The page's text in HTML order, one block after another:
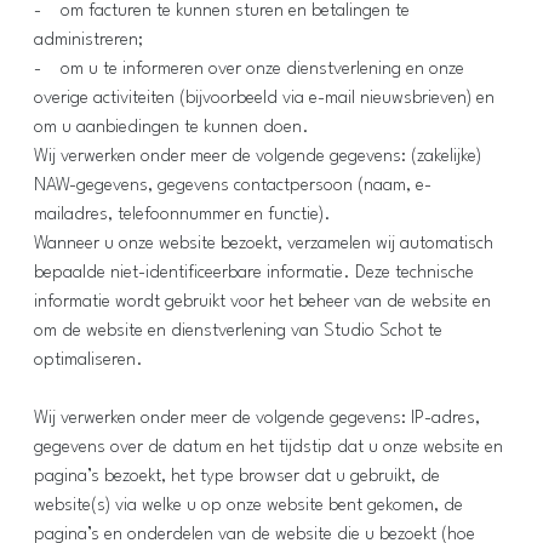
- om facturen te kunnen sturen en betalingen te
administreren;
- om u te informeren over onze dienstverlening en onze
overige activiteiten (bijvoorbeeld via e-mail nieuwsbrieven) en
om u aanbiedingen te kunnen doen.
Wij verwerken onder meer de volgende gegevens: (zakelijke)
NAW-gegevens, gegevens contactpersoon (naam, e-
mailadres, telefoonnummer en functie).
Wanneer u onze website bezoekt, verzamelen wij automatisch
bepaalde niet-identificeerbare informatie. Deze technische
informatie wordt gebruikt voor het beheer van de website en
om de website en dienstverlening van Studio Schot te
optimaliseren.
Wij verwerken onder meer de volgende gegevens: IP-adres,
gegevens over de datum en het tijdstip dat u onze website en
pagina’s bezoekt, het type browser dat u gebruikt, de
website(s) via welke u op onze website bent gekomen, de
pagina’s en onderdelen van de website die u bezoekt (hoe